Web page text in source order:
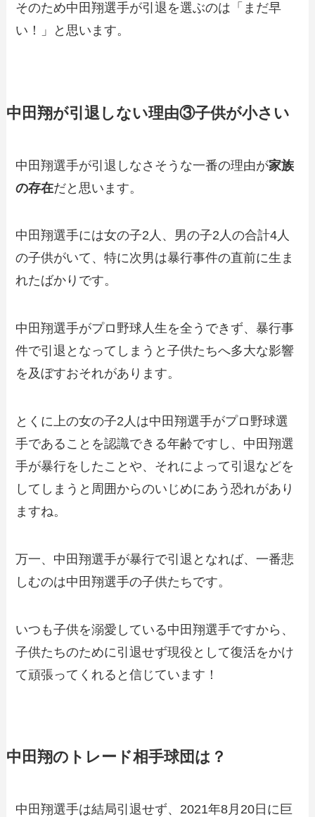
そのため中田翔選手が引退を選ぶのは「まだ早
い！」と思います。
中田翔が引退しない理由③子供が小さい
中田翔選手が引退しなさそうな一番の理由が家族
の存在だと思います。
中田翔選手には女の子2人、男の子2人の合計4人
の子供がいて、特に次男は暴行事件の直前に生ま
れたばかりです。
中田翔選手がプロ野球人生を全うできず、暴行事
件で引退となってしまうと子供たちへ多大な影響
を及ぼすおそれがあります。
とくに上の女の子2人は中田翔選手がプロ野球選
手であることを認識できる年齢ですし、中田翔選
手が暴行をしたことや、それによって引退などを
してしまうと周囲からのいじめにあう恐れがあり
ますね。
万一、中田翔選手が暴行で引退となれば、一番悲
しむのは中田翔選手の子供たちです。
いつも子供を溺愛している中田翔選手ですから、
子供たちのために引退せず現役として復活をかけ
て頑張ってくれると信じています！
中田翔のトレード相手球団は？
中田翔選手は結局引退せず、2021年8月20日に巨